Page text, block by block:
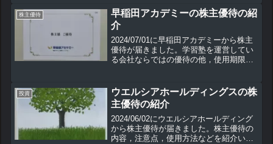
株主優待
早稲田アカデミーの株主優待の紹
介
2024/07/01に早稲田アカデミーから株主
優待が届きました。学習塾を運営してい
る会社ならではの優待の他，使用期限の
していきます。
投資
ウエルシアホールディングスの株
主優待の紹介
2024/06/02にウエルシアホールディング
から株主優待が届きました。株主優待の
内容，注意点，使用方法などを紹介いた